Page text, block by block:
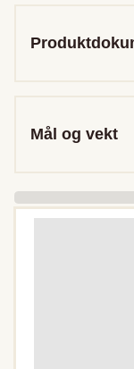
Mål og vekt